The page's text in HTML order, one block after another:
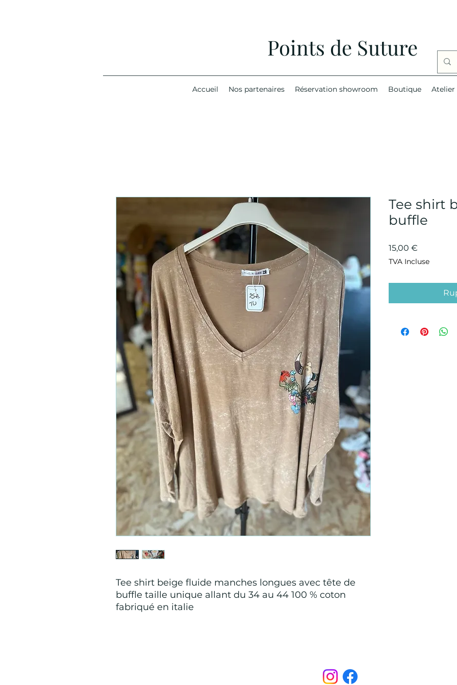
Points de Suture
Accueil Nos partenaires Réservation showroom Boutique Atelier
Tee shirt beige fluide manches longues avec tête de
buffle taille unique allant du 34 au 44 100 % coton
fabriqué en italie
Tee shirt
buffle
15,00 €
TVA Incluse